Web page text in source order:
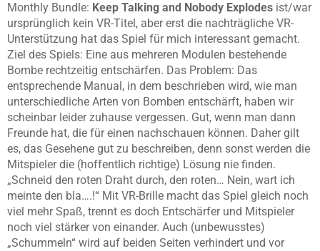
Monthly Bundle: Keep Talking and Nobody Explodes ist/war
ursprünglich kein VR-Titel, aber erst die nachträgliche VR-
Unterstützung hat das Spiel für mich interessant gemacht.
Ziel des Spiels: Eine aus mehreren Modulen bestehende
Bombe rechtzeitig entschärfen. Das Problem: Das
entsprechende Manual, in dem beschrieben wird, wie man
unterschiedliche Arten von Bomben entschärft, haben wir
scheinbar leider zuhause vergessen. Gut, wenn man dann
Freunde hat, die für einen nachschauen können. Daher gilt
es, das Gesehene gut zu beschreiben, denn sonst werden die
Mitspieler die (hoffentlich richtige) Lösung nie finden.
„Schneid den roten Draht durch, den roten… Nein, wart ich
meinte den bla….!“ Mit VR-Brille macht das Spiel gleich noch
viel mehr Spaß, trennt es doch Entschärfer und Mitspieler
noch viel stärker von einander. Auch (unbewusstes)
„Schummeln“ wird auf beiden Seiten verhindert und vor